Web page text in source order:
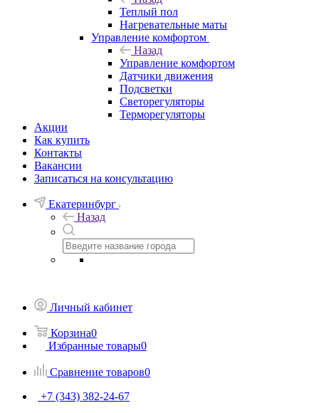
Теплый пол
Нагревательные маты
Управление комфортом
Назад
Управление комфортом
Датчики движения
Подсветки
Светорегуляторы
Терморегуляторы
Акции
Как купить
Контакты
Вакансии
Записаться на консультацию
Екатеринбург
Назад
Личный кабинет
Корзина0
Избранные товары0
Сравнение товаров0
+7 (343) 382-24-67